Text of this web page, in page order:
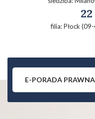
filia: Płock
E-PORADA PRAWNA